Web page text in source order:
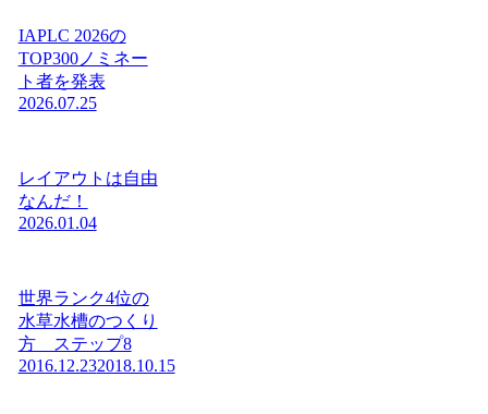
IAPLC 2026の
TOP300ノミネー
ト者を発表
2026.07.25
レイアウトは自由
なんだ！
2026.01.04
世界ランク4位の
水草水槽のつくり
方 ステップ8
2016.12.232018.10.15